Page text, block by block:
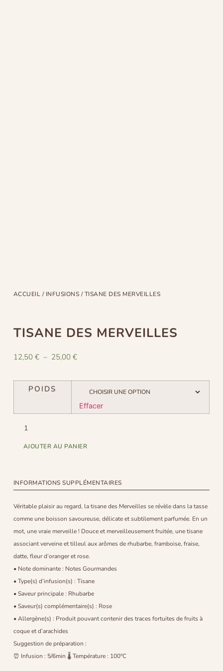
ACCUEIL / INFUSIONS / TISANE DES MERVEILLES
TISANE DES MERVEILLES
12,50 € – 25,00 €
POIDS
Effacer
AJOUTER AU PANIER
INFORMATIONS SUPPLÉMENTAIRES
Véritable plaisir au regard, la tisane des Merveilles se révèle dans la tasse
comme une boisson savoureuse, délicate et subtilement parfumée. En un
mot, une vraie merveille ! Douce et merveilleusement fruitée, une tisane
associant verveine et tilleul aux arômes de rhubarbe, framboise, fraise,
datte, fleur d’oranger et rose.
• Note dominante : Notes Gourmandes
• Type(s) d’infusion(s) : Tisane
• Saveur principale : Rhubarbe
• Saveur(s) complémentaire(s) : Rose
• Allergène(s) : Produit pouvant contenir des traces fortuites de fruits à
coque et d’arachides
Suggestion de préparation :
⏰ Infusion : 5/6min 🌡 Température : 100°C